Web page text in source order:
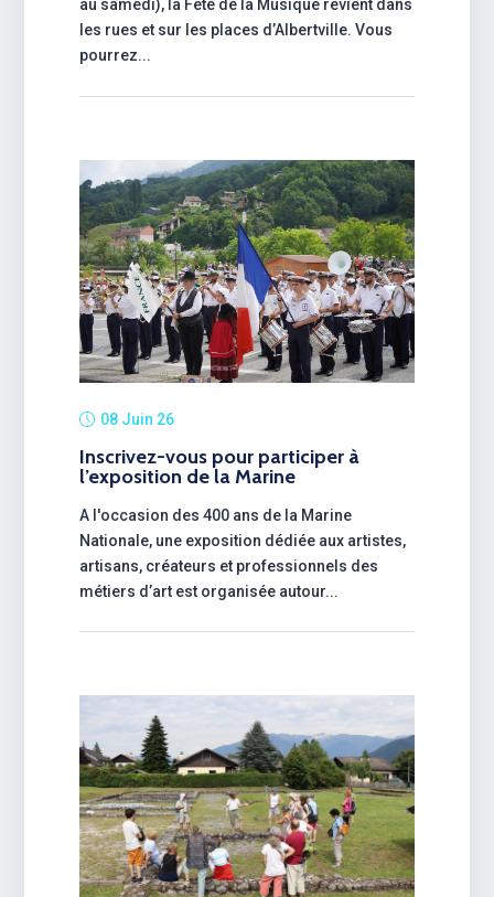
au samedi), la Fête de la Musique revient dans
les rues et sur les places d’Albertville. Vous
pourrez...
08 Juin 26
Inscrivez-vous pour participer à
l’exposition de la Marine
A l'occasion des 400 ans de la Marine
Nationale, une exposition dédiée aux artistes,
artisans, créateurs et professionnels des
métiers d’art est organisée autour...